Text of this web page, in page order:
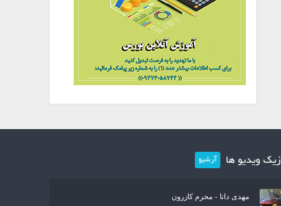
ویدیو ها آرشیو
مهدی دانا - محرم کازرون